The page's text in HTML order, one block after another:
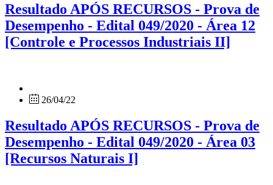
Resultado APÓS RECURSOS - Prova de
Desempenho - Edital 049/2020 - Área 12
[Controle e Processos Industriais II]
26/04/22
Resultado APÓS RECURSOS - Prova de
Desempenho - Edital 049/2020 - Área 03
[Recursos Naturais I]